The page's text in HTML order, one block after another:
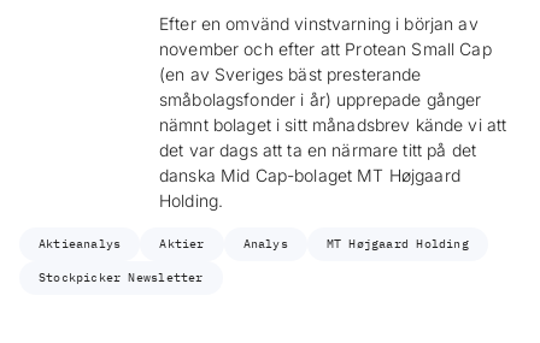
Efter en omvänd vinstvarning i början av
november och efter att Protean Small Cap
(en av Sveriges bäst presterande
småbolagsfonder i år) upprepade gånger
nämnt bolaget i sitt månadsbrev kände vi att
det var dags att ta en närmare titt på det
danska Mid Cap-bolaget MT Højgaard
Holding.
Aktieanalys Aktier Analys MT Højgaard Holding
Stockpicker Newsletter